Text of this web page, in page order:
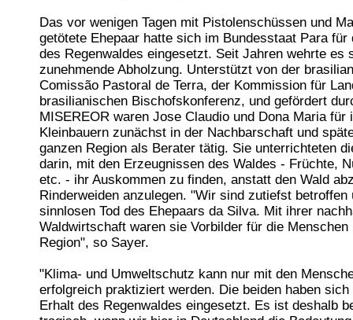
Das vor wenigen Tagen mit Pistolenschüssen und
getötete Ehepaar hatte sich im Bundesstaat Para für
des Regenwaldes eingesetzt. Seit Jahren wehrte es
zunehmende Abholzung. Unterstützt von der
Comissão Pastoral de Terra, der Kommission für
brasilianischen Bischofskonferenz, und gefördert
MISEREOR waren Jose Claudio und Dona Maria für
Kleinbauern zunächst in der Nachbarschaft und
ganzen Region als Berater tätig. Sie unterrichteten
darin, mit den Erzeugnissen des Waldes - Früchte,
etc. - ihr Auskommen zu finden, anstatt den Wald
Rinderweiden anzulegen. "Wir sind zutiefst betroffen
sinnlosen Tod des Ehepaars da Silva. Mit ihrer
Waldwirtschaft waren sie Vorbilder für die Menschen
Region", so Sayer.
"Klima- und Umweltschutz kann nur mit den
erfolgreich praktiziert werden. Die beiden haben
Erhalt des Regenwaldes eingesetzt. Es ist deshalb